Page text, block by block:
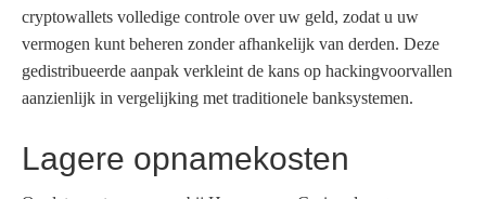
cryptowallets volledige controle over uw geld, zodat u uw
vermogen kunt beheren zonder afhankelijk van derden. Deze
gedistribueerde aanpak verkleint de kans op hackingvoorvallen
aanzienlijk in vergelijking met traditionele banksystemen.
Lagere opnamekosten